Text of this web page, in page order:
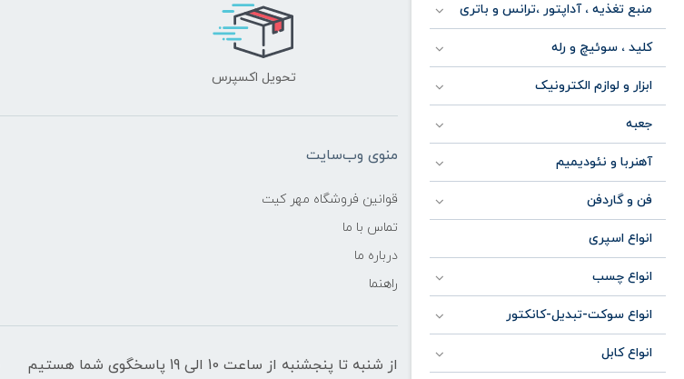
منبع تغذیه ، آداپتور ،ترانس و باتری
کلید ، سوئیچ و رله
ابزار و لوازم الکترونیک
جعبه
آهنربا و نئودیمیم
فن و گاردفن
انواع اسپری
انواع چسب
انواع سوکت-تبدیل-کانکتور
انواع کابل
تحویل اکسپرس
منوی وب‌سایت
قوانین فروشگاه مهر کیت
تماس با ما
درباره ما
راهنما
از شنبه تا پنجشنبه از ساعت 10 الی 19 پاسخگوی شما هستیم